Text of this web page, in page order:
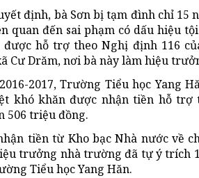
định, bà Sơn bị tạm đình chỉ 15
quan đến sai phạm có dấu hiệu
được hỗ trợ theo Nghị định 116
Cư Drăm, nơi bà này làm hiệu
2017, Trường Tiểu học Yang
khó khăn được nhận tiền hỗ trợ
506 triệu đồng.
tiền từ Kho bạc Nhà nước về
trưởng nhà trường đã tự ý trích
Tiểu học Yang Hăn.